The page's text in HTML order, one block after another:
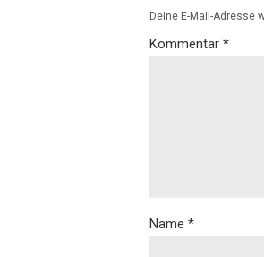
Deine E-Mail-Adresse
Kommentar *
Name *